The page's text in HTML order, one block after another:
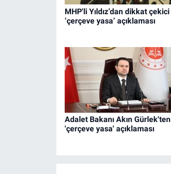
MHP'li Yıldız’dan dikkat çekici
‘çerçeve yasa’ açıklaması
Adalet Bakanı Akın Gürlek'ten
'çerçeve yasa' açıklaması